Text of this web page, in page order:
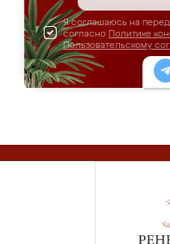
Я соглашаюсь на
согласно Политике
Пользовательскому